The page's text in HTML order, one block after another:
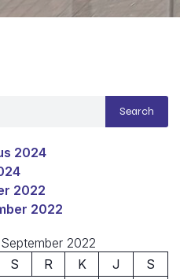
Search
2024
2022
2022
September 2022
S R K J
S